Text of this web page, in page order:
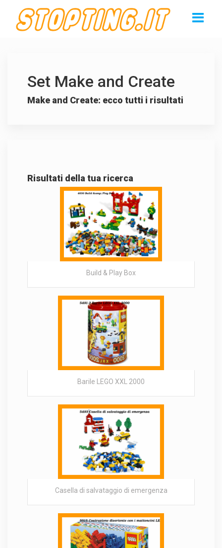
Set Make and Create
Make and Create: ecco tutti i risultati
Risultati della tua ricerca
Build & Play Box
Barile LEGO XXL 2000
Casella di salvataggio di emergenza